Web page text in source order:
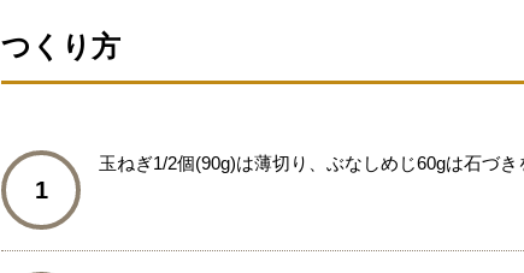
つくり方
1
玉ねぎ1/2個(90g)は薄切り、ぶなしめじ60gは石づき